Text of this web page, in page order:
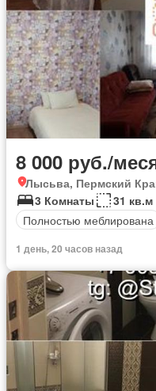
8 000 руб./
Лысьва, Пермский
3 Комнаты
31 кв.м
Полностью меблирована
1 день, 20 часов назад